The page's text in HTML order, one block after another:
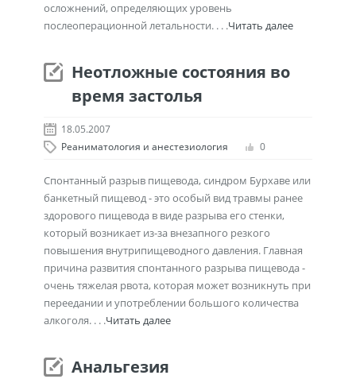
осложнений, определяющих уровень
послеоперационной летальности. . . .Читать далее
Неотложные состояния во
время застолья
18.05.2007
Реаниматология и анестезиология
0
Спонтанный разрыв пищевода, синдром Бурхаве или
банкетный пищевод - это особый вид травмы ранее
здорового пищевода в виде разрыва его стенки,
который возникает из-за внезапного резкого
повышения внутрипищеводного давления. Главная
причина развития спонтанного разрыва пищевода -
очень тяжелая рвота, которая может возникнуть при
переедании и употреблении большого количества
алкоголя. . . .Читать далее
Анальгезия